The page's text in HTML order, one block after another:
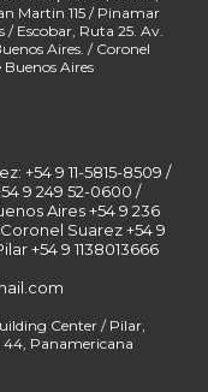
+54 9 11-5815-8509 /
9 249 52-0600 /
Aires +54 9 236
Suarez +54 9